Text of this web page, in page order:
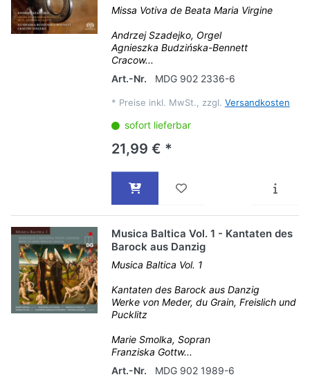
Missa Votiva de Beata Maria Virgine
Andrzej Szadejko, Orgel
Agnieszka Budzińska-Bennett
Cracow...
Art.-Nr.
MDG 902 2336-6
* Preise inkl. MwSt., zzgl. Versandkosten
sofort lieferbar
21,99 € *
Musica Baltica Vol. 1 - Kantaten des
Barock aus Danzig
Musica Baltica Vol. 1
Kantaten des Barock aus Danzig
Werke von Meder, du Grain, Freislich und
Pucklitz
Marie Smolka, Sopran
Franziska Gottw...
Art.-Nr.
MDG 902 1989-6